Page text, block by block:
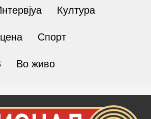
Култура
Спорт
Во живо